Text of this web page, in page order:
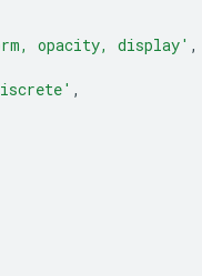
opacity, display' ,
,